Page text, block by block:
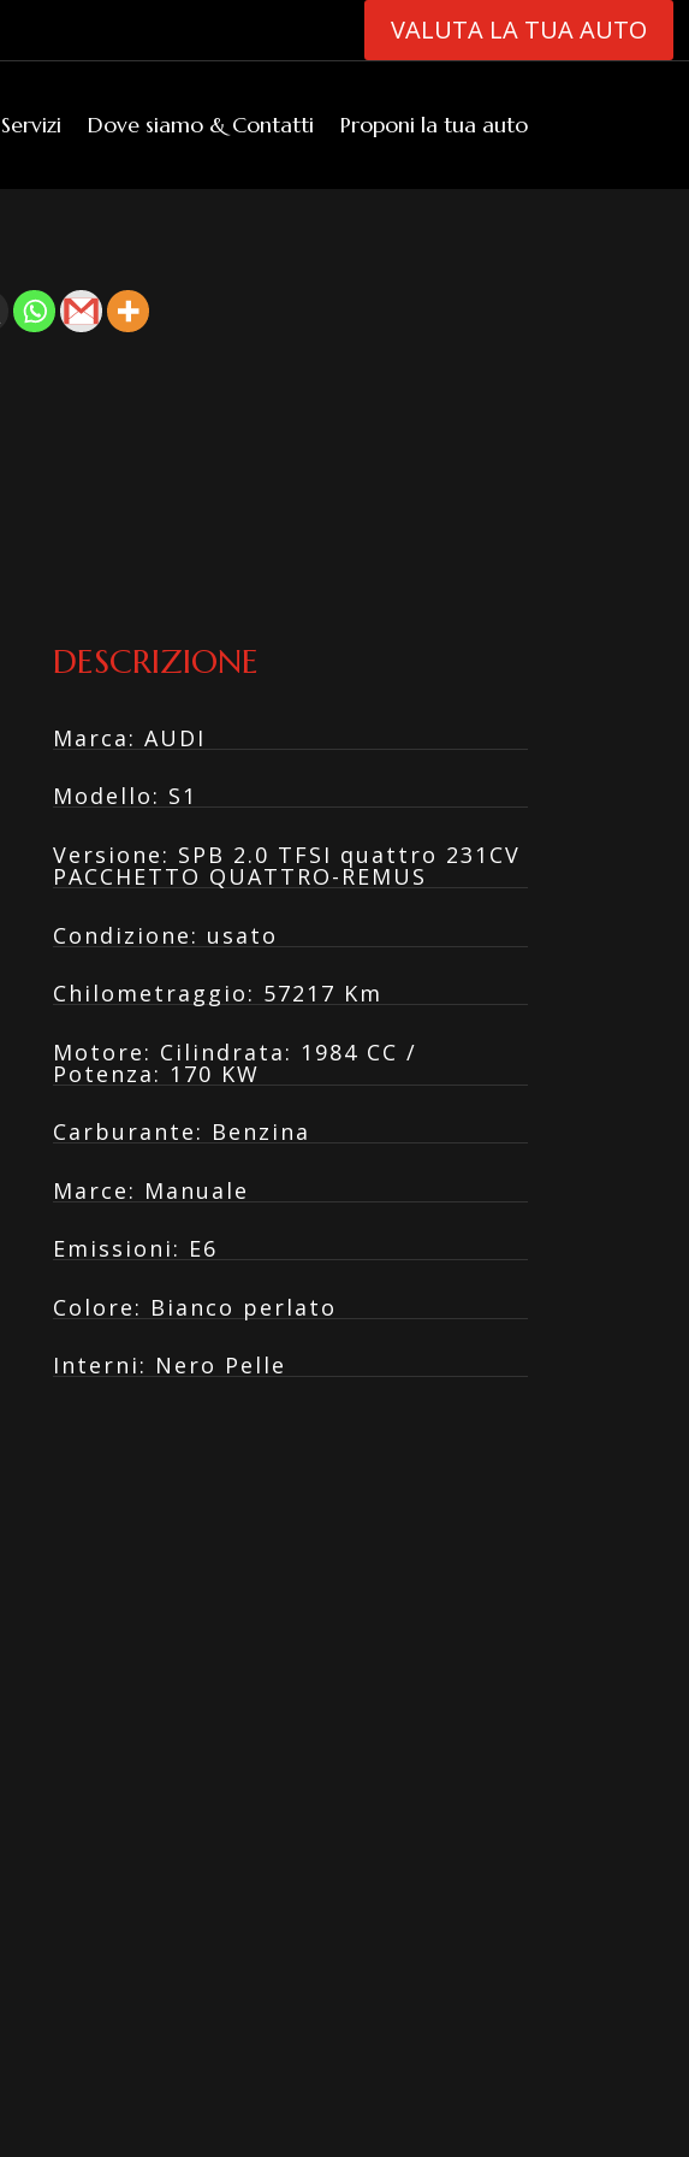
VALUTA LA TUA AUTO
Servizi Dove siamo & Contatti Proponi la tua auto
DESCRIZIONE
Marca: AUDI
Modello: S1
Versione: SPB 2.0 TFSI quattro 231CV
PACCHETTO QUATTRO-REMUS
Condizione: usato
Chilometraggio: 57217 Km
Motore: Cilindrata: 1984 CC /
Potenza: 170 KW
Carburante: Benzina
Marce: Manuale
Emissioni: E6
Colore: Bianco perlato
Interni: Nero Pelle